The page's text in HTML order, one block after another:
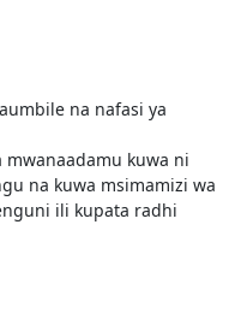
na nafasi ya
kuwa ni
na kuwa msimamizi wa
ili kupata radhi